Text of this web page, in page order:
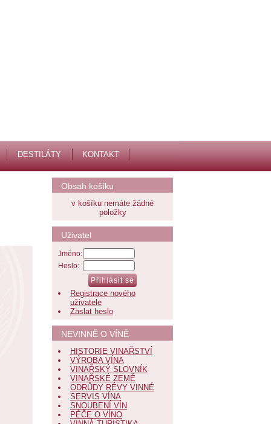
DESTILÁTY KONTAKT
Obsah košíku
v košíku nemáte žádné
položky
Uživatel
Jméno:
Heslo:
Registrace nového
uživatele
Zaslat heslo
NEVINNĚ O VÍNĚ
HISTORIE VINAŘSTVÍ
VÝROBA VÍNA
VINAŘSKÝ SLOVNÍK
VINAŘSKÉ ZEMĚ
ODRŮDY RÉVY VINNÉ
SERVIS VÍNA
SNOUBENÍ VÍN
PÉČE O VÍNO